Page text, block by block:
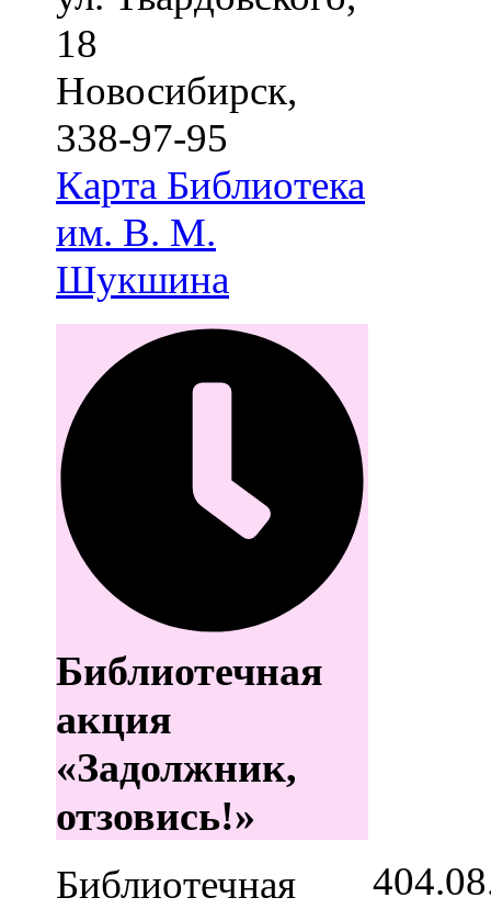
18
Новосибирск,
338-97-95
Карта Библиотека
им. В. М.
Шукшина
Библиотечная
акция
«Задолжник,
отзовись!»
Библиотечная
4